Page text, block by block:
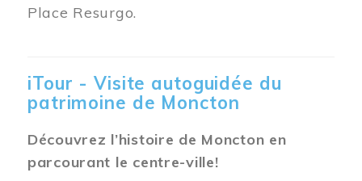
Place Resurgo.
iTour - Visite autoguidée du
patrimoine de Moncton
Découvrez l’histoire de Moncton en
parcourant le centre-ville!